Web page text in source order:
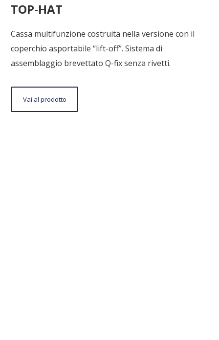
TOP-HAT
Cassa multifunzione costruita nella versione con il
coperchio asportabile “lift-off”. Sistema di
assemblaggio brevettato Q-fix senza rivetti.
Vai al prodottoVai
al